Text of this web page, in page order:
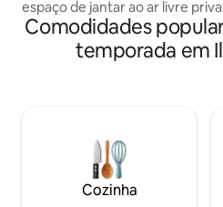
espaço de jantar ao ar livre
chuveiro no jardim. Na
foco é no luxo casual, detalhes
sonhos e comodidades de alta
serviço de transporte gratuito
Land Rover Defender vintage
praias próximas. Confira nossos outros
anúncios no meu perfil. Complexo para
Comodidades
temporada em
Cozinha